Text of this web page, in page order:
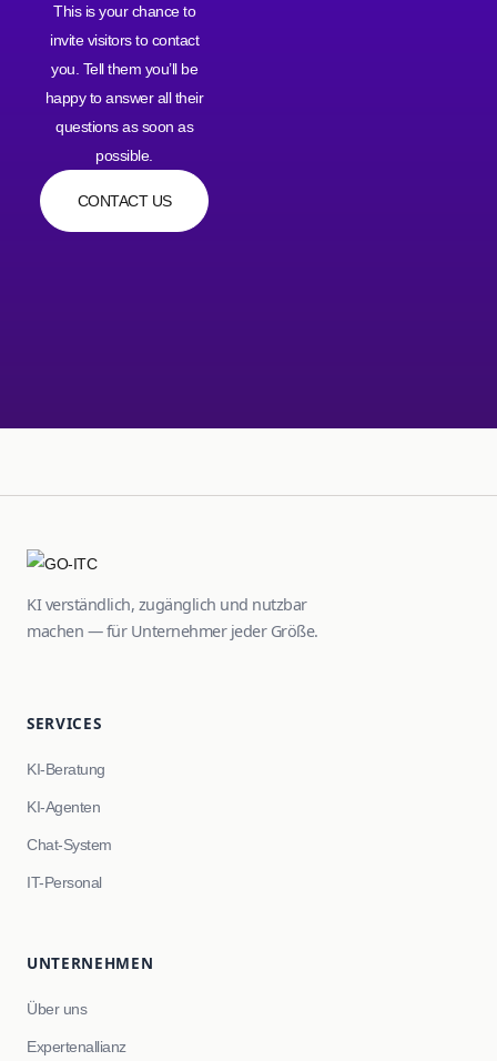
This is your chance to
invite visitors to contact
you. Tell them you’ll be
happy to answer all their
questions as soon as
possible.
CONTACT US
KI verständlich, zugänglich und nutzbar
machen — für Unternehmer jeder Größe.
SERVICES
KI-Beratung
KI-Agenten
Chat-System
IT-Personal
UNTERNEHMEN
Über uns
Expertenallianz